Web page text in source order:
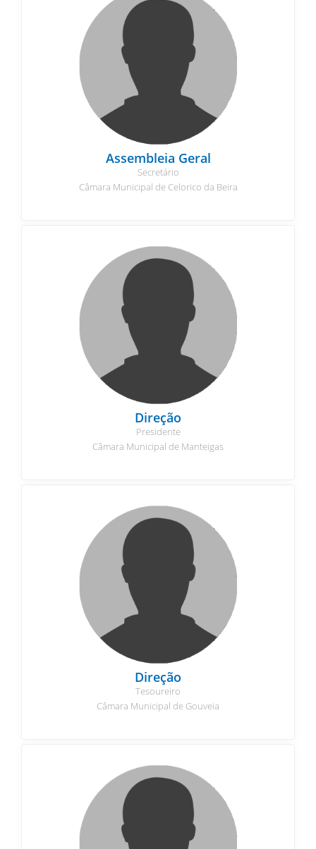
Assembleia Geral
Secretário
Câmara Municipal de Celorico da Beira
Direção
Presidente
Câmara Municipal de Manteigas
Direção
Tesoureiro
Câmara Municipal de Gouveia